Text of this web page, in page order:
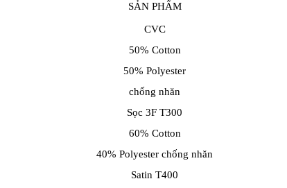
SẢN PHẨM
CVC
50% Cotton
50% Polyester
chống nhăn
Sọc 3F T300
60% Cotton
40% Polyester chống nhăn
Satin T400